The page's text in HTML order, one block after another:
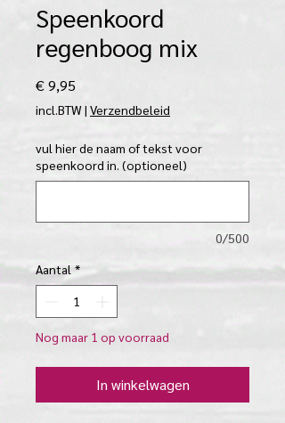
Speenkoord
regenboog mix
€ 9,95
incl.BTW| Verzendbeleid
vul hier de naam of tekst voor
speenkoord in. (optioneel)
0/500
Aantal *
Nog maar 1 op voorraad
In winkelwagen